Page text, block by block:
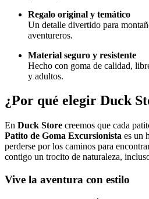
Regalo original y temático
Un detalle divertido para
aventureros.
Material seguro y resistente
Hecho con goma de calidad,
y adultos.
¿Por qué elegir Duck
En Duck Store creemos que cada
Patito de Goma Excursionista es un
perderse por los caminos para
contigo un trocito de naturaleza,
Vive la aventura con estilo